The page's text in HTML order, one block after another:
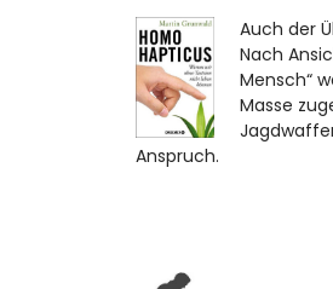
Auch der
Nach
Mensch“
Masse
Anspruch.